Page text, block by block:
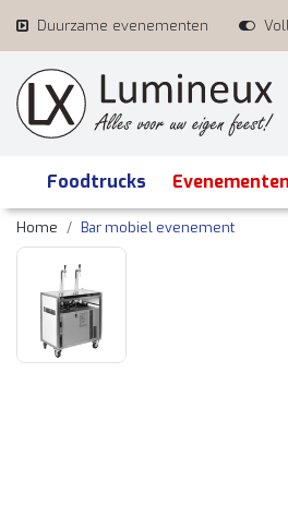
Duurzame evenementen
Foodtrucks Evenementen
Home Bar mobiel evenement